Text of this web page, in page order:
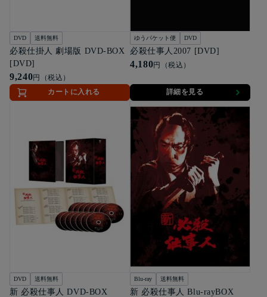
DVD 送料無料
必殺仕掛人 劇場版 DVD-BOX
[DVD]
9,240円（税込）
カートに入れる
ゆうパケット便 DVD
必殺仕事人2007 [DVD]
4,180円（税込）
詳細を見る
DVD 送料無料
新 必殺仕事人 DVD-BOX
Blu-ray 送料無料
新 必殺仕事人 Blu-rayBOX